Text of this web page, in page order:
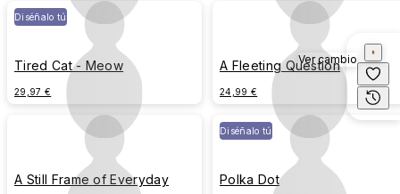
Diséñalo tú
Tired Cat - Meow
29,97 €
A Fleeting Question
24,99 €
A Still Frame of Everyday
Diséñalo tú
Polka Dot
Ver cambio